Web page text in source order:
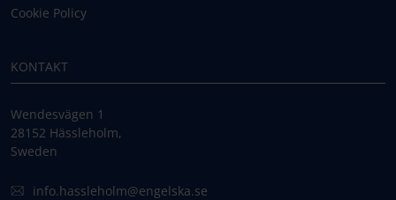
Cookie Policy
KONTAKT
Wendesvägen 1
28152 Hässleholm,
Sweden
info.hassleholm@engelska.se